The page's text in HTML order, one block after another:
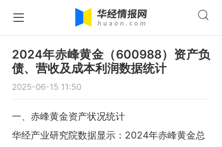
2024年赤峰黄金（600988）资产负
债、营收及成本利润数据统计
2025-06-15 11:50
一、赤峰黄金资产状况统计
华经产业研究院数据显示：2024年赤峰黄金总